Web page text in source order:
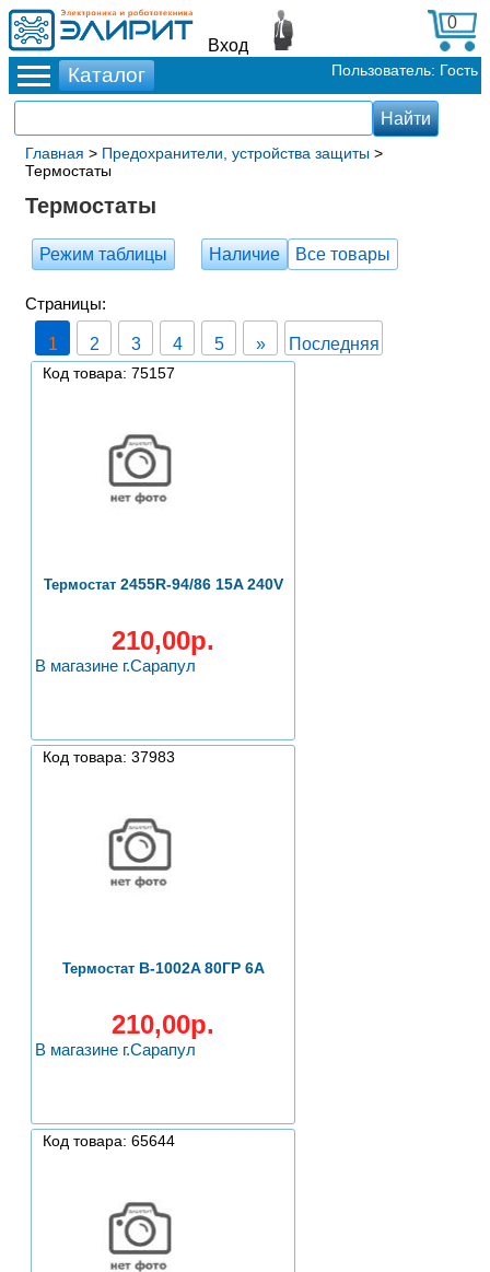
Вход
0
Пользователь: Гость
Главная > Предохранители, устройства защиты >
Термостаты
Термостаты
Режим таблицы Наличие Все товары
Страницы:
1 2 3 4 5 » Последняя
Код товара: 75157
Термостат2455R-94/86 15A 240V
210,00р.
В магазине г.Сарапул
Код товара: 37983
ТермостатB-1002A 80ГР 6А
210,00р.
В магазине г.Сарапул
Код товара: 65644